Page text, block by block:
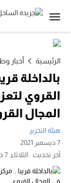
الرئيسية أخبار
بالداخلة
القروي
المجال
هيئة التحرير
7 ديسمبر 2021
آخر تحديث :الثلاثاء, 7 ديسمبر, 2021 - 7:26 صباحًا